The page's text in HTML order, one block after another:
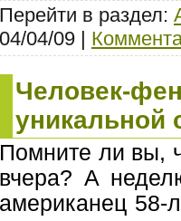
Перейти в раздел:
04/04/09 |
Человек-
уникальной
Помните ли вы,
вчера? А
американец 58-